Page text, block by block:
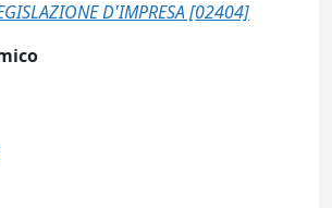
D'IMPRESA [02404]